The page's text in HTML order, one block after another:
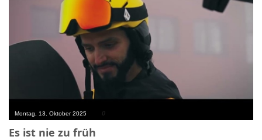
Montag, 13. Oktober 2025 0
Es ist nie zu früh